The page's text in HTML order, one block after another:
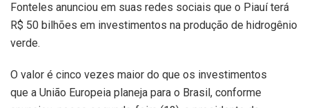
Fonteles anunciou em suas redes sociais que o Piauí terá
R$ 50 bilhões em investimentos na produção de hidrogênio
verde.
O valor é cinco vezes maior do que os investimentos
que a União Europeia planeja para o Brasil, conforme